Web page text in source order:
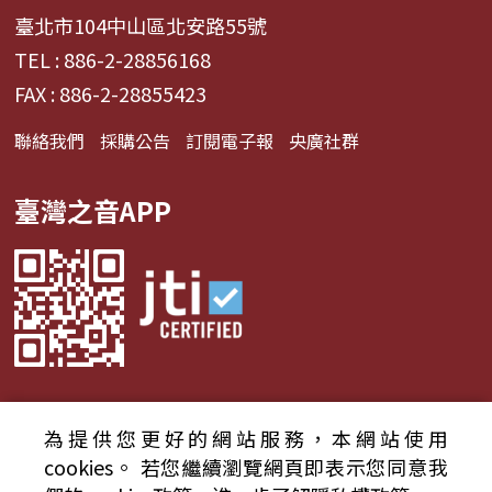
臺北市104中山區北安路55號
TEL : 886-2-28856168
FAX : 886-2-28855423
聯絡我們 採購公告 訂閱電子報 央廣社群
臺灣之音APP
© 2024財團法人中央廣播電臺 版權所有
為提供您更好的網站服務，本網站使用
cookies。 若您繼續瀏覽網頁即表示您同意我